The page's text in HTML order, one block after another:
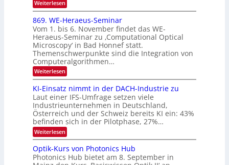
2
0
2
6
I
m
i
t
d
e
n
k
t
Weiterlesen:
E
x
o
s
e
n
s
m
e
l
d
e
t
s
t
a
r
k
e
W
a
869. WE-Heraeus-Seminar
Vom 1. bis 6. November findet das WE-
Heraeus-Seminar zu ‚Computational Optical
Microscopy‘ in Bad Honnef statt.
Themenschwerpunkte sind die Integration von
Computeralgorithmen…
Weiterlesen:
8
9
.
W
E
-
H
e
r
a
e
u
KI-Einsatz nimmt in der DACH-Industrie zu
Laut einer IFS-Umfrage setzen viele
Industrieunternehmen in Deutschland,
Österreich und der Schweiz bereits KI ein: 43%
befinden sich in der Pilotphase, 27%…
Weiterlesen:
K
-
E
Optik-Kurs von Photonics Hub
Photonics Hub bietet am 8. September in